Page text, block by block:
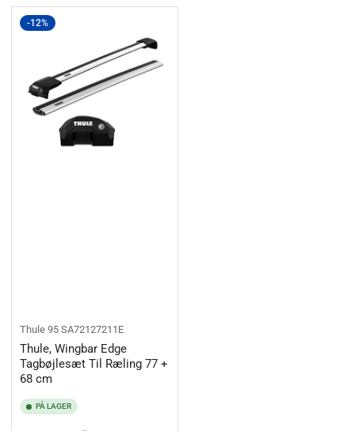
-12%
Thule 95 SA72127211E
Thule, Wingbar Edge
Tagbøjlesæt Til Ræling 77 +
68 cm
PÅ LAGER